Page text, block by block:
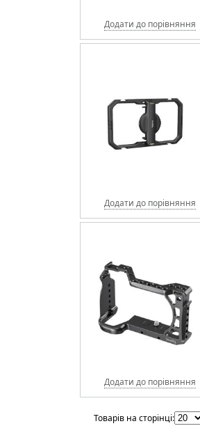
Додати до порівняння
Додати до порівняння
Додати до порівняння
Товарів на сторінці: